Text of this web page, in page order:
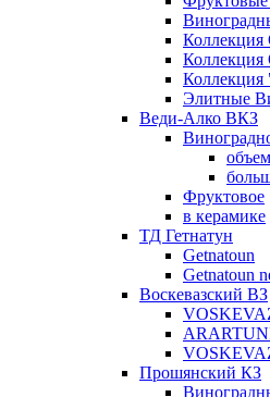
Коллекция
Элитные
Веди-Алко ВКЗ
Фруктовое
в керамике
ТД Гетнатун
Getnatoun
Getnatoun
Воскевазский ВЗ
Прошянский КЗ